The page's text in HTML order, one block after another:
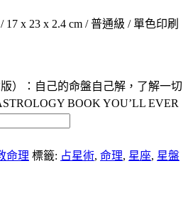
17 x 23 x 2.4 cm / 普通級 / 單色印刷
）：自己的命盤自己解，了解一切
BOOK YOU’LL EVER
命理 標籤: 占星術, 命理, 星座, 星盤